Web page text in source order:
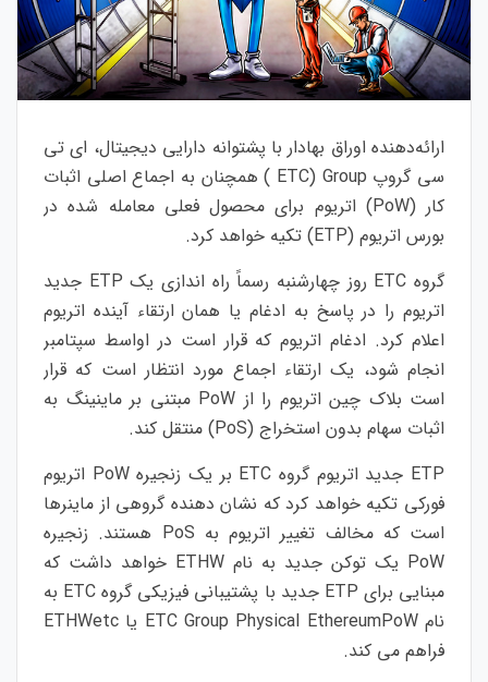
ارائه‌دهنده اوراق بهادار با پشتوانه دارایی دیجیتال، ای تی
سی گروپ ETC) Group ) همچنان به اجماع اصلی اثبات
کار (PoW) اتریوم برای محصول فعلی معامله شده در
بورس اتریوم (ETP) تکیه خواهد کرد.
گروه ETC روز چهارشنبه رسماً راه اندازی یک ETP جدید
اتریوم را در پاسخ به ادغام یا همان ارتقاء آینده اتریوم
اعلام کرد. ادغام اتریوم که قرار است در اواسط سپتامبر
انجام شود، یک ارتقاء اجماع مورد انتظار است که قرار
است بلاک چین اتریوم را از PoW مبتنی بر ماینینگ به
اثبات سهام بدون استخراج (PoS) منتقل کند.
ETP جدید اتریوم گروه ETC بر یک زنجیره PoW اتریوم
فورکی تکیه خواهد کرد که نشان دهنده گروهی از ماینرها
است که مخالف تغییر اتریوم به PoS هستند. زنجیره
PoW یک توکن جدید به نام ETHW خواهد داشت که
مبنایی برای ETP جدید با پشتیبانی فیزیکی گروه ETC به
نام ETC Group Physical EthereumPoW یا ETHWetc
فراهم می کند.